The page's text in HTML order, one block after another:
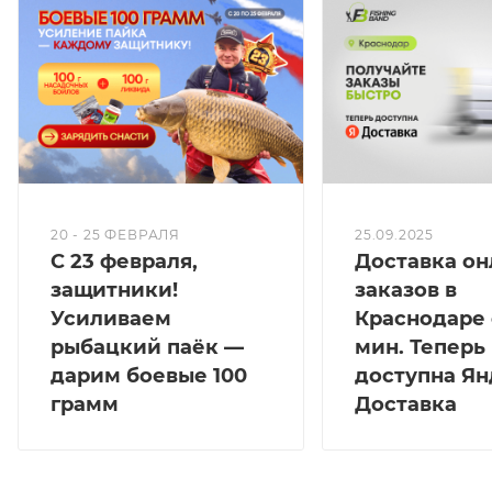
Более того, насадка может закрыть жало крючка,
что приводит к незасечке или сходу во время
вываживания.
Волосяной поводок позволяет решить обе эти
проблемы.
разделение между насадкой и крючком. Волос
позволяет крючку находиться в боевом положении
жалом вниз, пока насадка описывает дугу по длине
волоса.
•Во-вторых, волос решает проблему закупоривания
жала крючка насадкой. Благодаря этому удалось
20 - 25 ФЕВРАЛЯ
С 23 февраля,
защитники!
Усиливаем
рыбацкий паёк —
дарим боевые 100
грамм
25.09.2025
Доставка
заказов в
Краснодаре
мин. Теперь
доступна
Доставка